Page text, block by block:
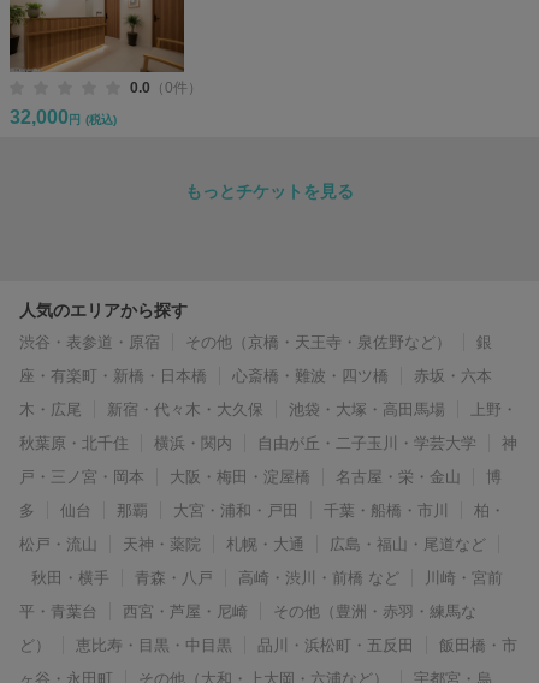
0.0 （0件）
32,000 円 (税込)
もっとチケットを見る
人気のエリアから探す
渋谷・表参道・原宿 その他（京橋・天王寺・泉佐野など）
銀
座・有楽町・新橋・日本橋
心斎橋・難波・四ツ橋
赤坂・六本
木・広尾
新宿・代々木・大久保 池袋・大塚・高田馬場
上野・
秋葉原・北千住
横浜・関内 自由が丘・二子玉川・学芸大学
神
戸・三ノ宮・岡本
大阪・梅田・淀屋橋 名古屋・栄・金山
博
多
仙台 那覇 大宮・浦和・戸田 千葉・船橋・市川
柏・
松戸・流山
天神・薬院 札幌・大通
広島・福山・尾道など
秋田・横手
青森・八戸 高崎・渋川・前橋 など
川崎・宮前
平・青葉台
西宮・芦屋・尼崎
その他（豊洲・赤羽・練馬な
ど）
恵比寿・目黒・中目黒 品川・浜松町・五反田
飯田橋・市
ヶ谷・永田町
その他（大和・上大岡・六浦など）
宇都宮・烏